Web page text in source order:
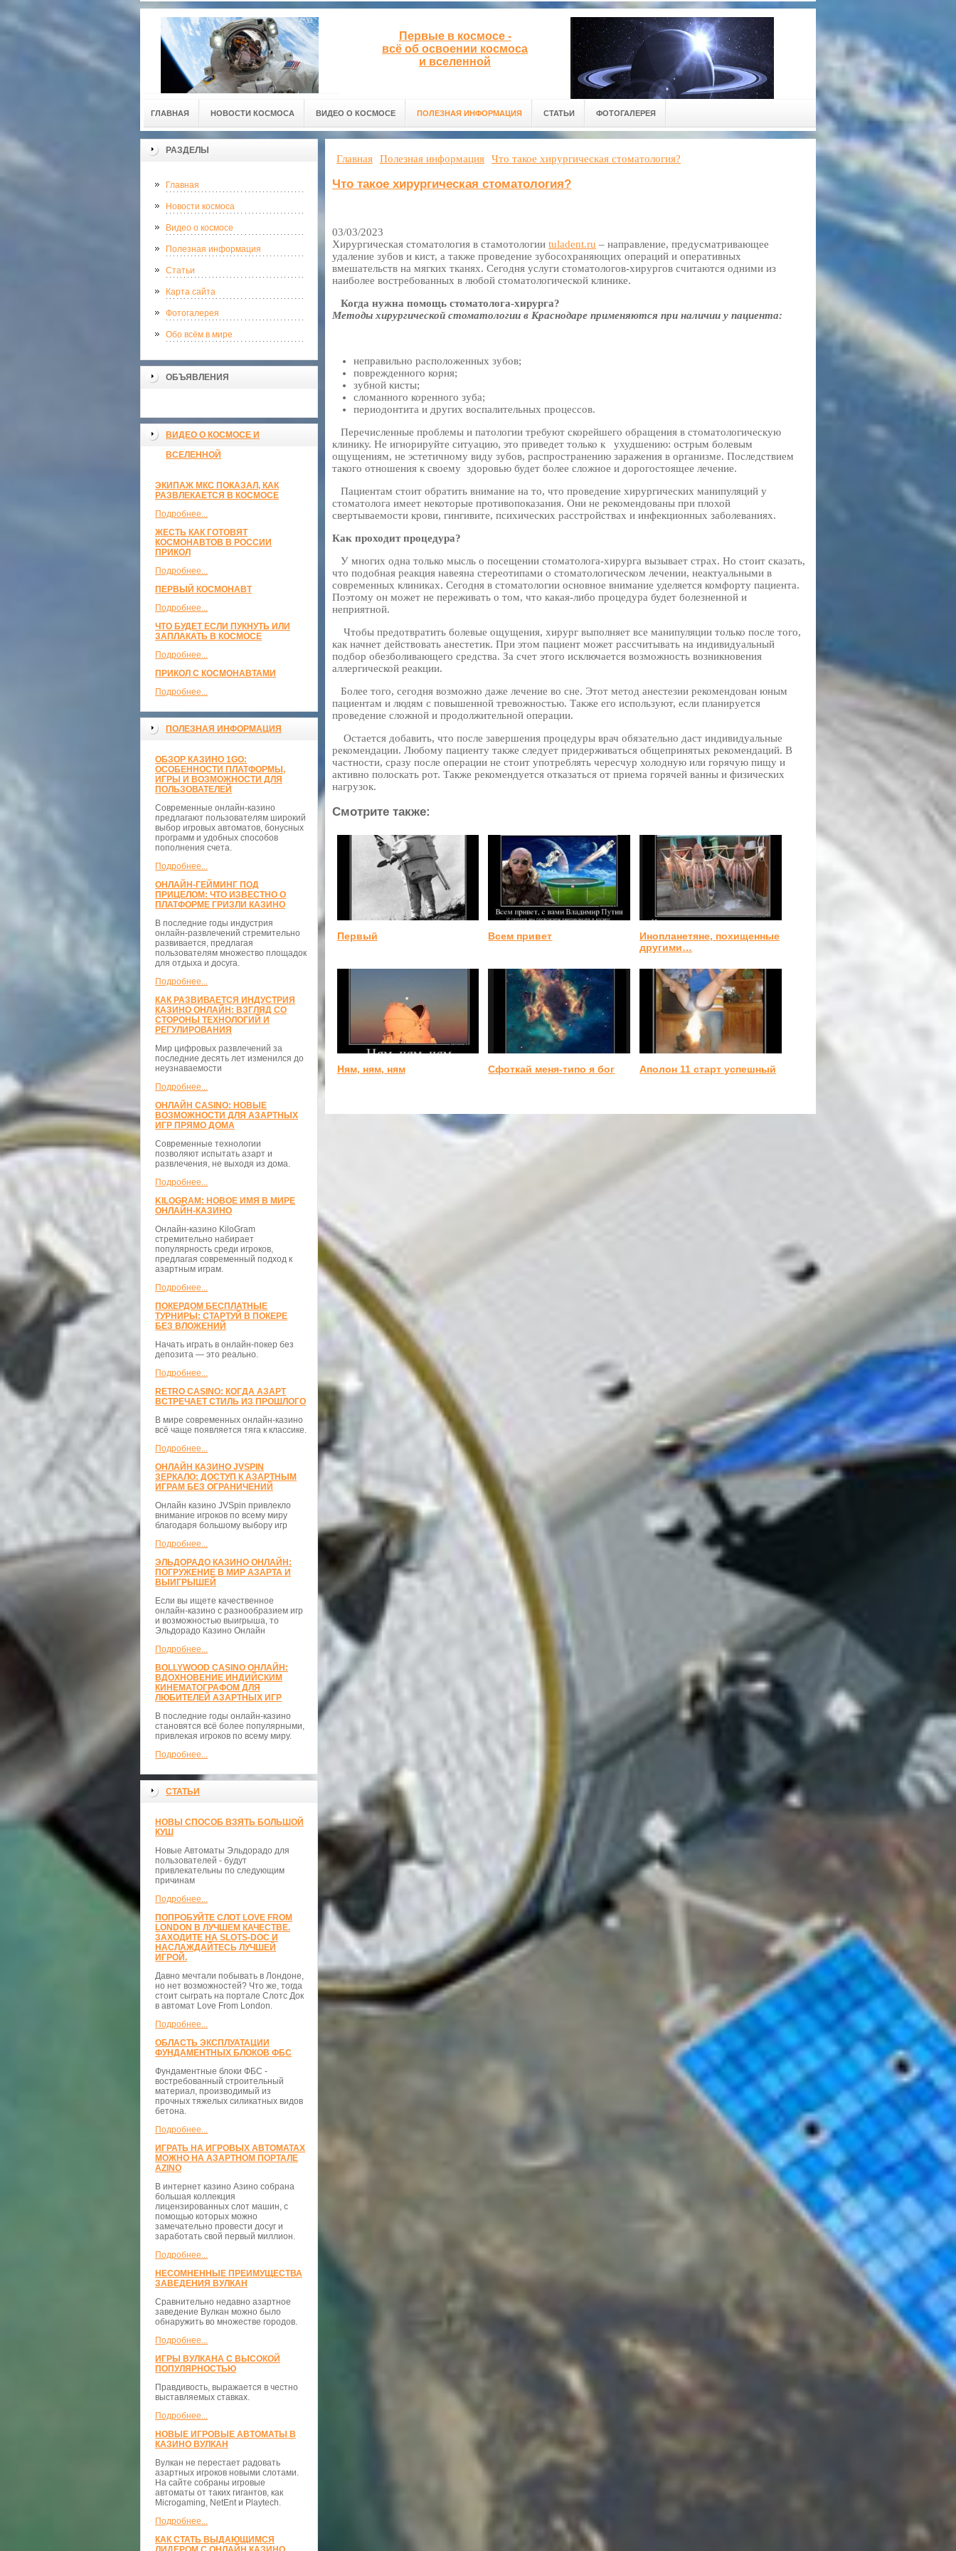
Первые в космосе -
всё об освоении космоса
и вселенной
ГЛАВНАЯ НОВОСТИ КОСМОСА ВИДЕО О КОСМОСЕ ПОЛЕЗНАЯ ИНФОРМАЦИЯ СТАТЬИ ФОТОГАЛЕРЕЯ
РАЗДЕЛЫ
Главная
Новости космоса
Видео о космосе
Полезная информация
Статьи
Карта сайта
Фотогалерея
Обо всём в мире
ОБЪЯВЛЕНИЯ
ВИДЕО О КОСМОСЕ И
ВСЕЛЕННОЙ
ЭКИПАЖ МКС ПОКАЗАЛ, КАК
РАЗВЛЕКАЕТСЯ В КОСМОСЕ
Подробнее...
ЖЕСТЬ КАК ГОТОВЯТ
КОСМОНАВТОВ В РОССИИ
ПРИКОЛ
Подробнее...
ПЕРВЫЙ КОСМОНАВТ
Подробнее...
ЧТО БУДЕТ ЕСЛИ ПУКНУТЬ ИЛИ
ЗАПЛАКАТЬ В КОСМОСЕ
Подробнее...
ПРИКОЛ С КОСМОНАВТАМИ
Подробнее...
ПОЛЕЗНАЯ ИНФОРМАЦИЯ
ОБЗОР КАЗИНО 1GO:
ОСОБЕННОСТИ ПЛАТФОРМЫ,
ИГРЫ И ВОЗМОЖНОСТИ ДЛЯ
ПОЛЬЗОВАТЕЛЕЙ
Современные онлайн-казино
предлагают пользователям широкий
выбор игровых автоматов, бонусных
программ и удобных способов
пополнения счета.
Подробнее...
ОНЛАЙН-ГЕЙМИНГ ПОД
ПРИЦЕЛОМ: ЧТО ИЗВЕСТНО О
ПЛАТФОРМЕ ГРИЗЛИ КАЗИНО
В последние годы индустрия
онлайн-развлечений стремительно
развивается, предлагая
пользователям множество площадок
для отдыха и досуга.
Подробнее...
КАК РАЗВИВАЕТСЯ ИНДУСТРИЯ
КАЗИНО ОНЛАЙН: ВЗГЛЯД СО
СТОРОНЫ ТЕХНОЛОГИЙ И
РЕГУЛИРОВАНИЯ
Мир цифровых развлечений за
последние десять лет изменился до
неузнаваемости
Подробнее...
ОНЛАЙН CASINO: НОВЫЕ
ВОЗМОЖНОСТИ ДЛЯ АЗАРТНЫХ
ИГР ПРЯМО ДОМА
Современные технологии
позволяют испытать азарт и
развлечения, не выходя из дома.
Подробнее...
KILOGRAM: НОВОЕ ИМЯ В МИРЕ
ОНЛАЙН-КАЗИНО
Онлайн-казино KiloGram
стремительно набирает
популярность среди игроков,
предлагая современный подход к
азартным играм.
Подробнее...
ПОКЕРДОМ БЕСПЛАТНЫЕ
ТУРНИРЫ: СТАРТУЙ В ПОКЕРЕ
БЕЗ ВЛОЖЕНИЙ
Начать играть в онлайн-покер без
депозита — это реально.
Подробнее...
RETRO CASINO: КОГДА АЗАРТ
ВСТРЕЧАЕТ СТИЛЬ ИЗ ПРОШЛОГО
В мире современных онлайн-казино
всё чаще появляется тяга к классике.
Подробнее...
ОНЛАЙН КАЗИНО JVSPIN
ЗЕРКАЛО: ДОСТУП К АЗАРТНЫМ
ИГРАМ БЕЗ ОГРАНИЧЕНИЙ
Онлайн казино JVSpin привлекло
внимание игроков по всему миру
благодаря большому выбору игр
Подробнее...
ЭЛЬДОРАДО КАЗИНО ОНЛАЙН:
ПОГРУЖЕНИЕ В МИР АЗАРТА И
ВЫИГРЫШЕЙ
Если вы ищете качественное
онлайн-казино с разнообразием игр
и возможностью выигрыша, то
Эльдорадо Казино Онлайн
Подробнее...
BOLLYWOOD CASINO ОНЛАЙН:
ВДОХНОВЕНИЕ ИНДИЙСКИМ
КИНЕМАТОГРАФОМ ДЛЯ
ЛЮБИТЕЛЕЙ АЗАРТНЫХ ИГР
В последние годы онлайн-казино
становятся всё более популярными,
привлекая игроков по всему миру.
Подробнее...
СТАТЬИ
НОВЫ СПОСОБ ВЗЯТЬ БОЛЬШОЙ
КУШ
Новые Автоматы Эльдорадо для
пользователей - будут
привлекательны по следующим
причинам
Подробнее...
ПОПРОБУЙТЕ СЛОТ LOVE FROM
LONDON В ЛУЧШЕМ КАЧЕСТВЕ.
ЗАХОДИТЕ НА SLOTS-DOC И
НАСЛАЖДАЙТЕСЬ ЛУЧШЕЙ
ИГРОЙ.
Давно мечтали побывать в Лондоне,
но нет возможностей? Что же, тогда
стоит сыграть на портале Слотс Док
в автомат Love From London.
Подробнее...
ОБЛАСТЬ ЭКСПЛУАТАЦИИ
ФУНДАМЕНТНЫХ БЛОКОВ ФБС
Фундаментные блоки ФБС -
востребованный строительный
материал, производимый из
прочных тяжелых силикатных видов
бетона.
Подробнее...
ИГРАТЬ НА ИГРОВЫХ АВТОМАТАХ
МОЖНО НА АЗАРТНОМ ПОРТАЛЕ
AZINO
В интернет казино Азино собрана
большая коллекция
лицензированных слот машин, с
помощью которых можно
замечательно провести досуг и
заработать свой первый миллион.
Подробнее...
НЕСОМНЕННЫЕ ПРЕИМУЩЕСТВА
ЗАВЕДЕНИЯ ВУЛКАН
Сравнительно недавно азартное
заведение Вулкан можно было
обнаружить во множестве городов.
Подробнее...
ИГРЫ ВУЛКАНА С ВЫСОКОЙ
ПОПУЛЯРНОСТЬЮ
Правдивость, выражается в честно
выставляемых ставках.
Подробнее...
НОВЫЕ ИГРОВЫЕ АВТОМАТЫ В
КАЗИНО ВУЛКАН
Вулкан не перестает радовать
азартных игроков новыми слотами.
На сайте собраны игровые
автоматы от таких гигантов, как
Microgaming, NetEnt и Playtech.
Подробнее...
КАК СТАТЬ ВЫДАЮЩИМСЯ
Главная Полезная информация Что такое хирургическая стоматология?
Что такое хирургическая стоматология?
03/03/2023
Хирургическая стоматология в стамотологии tuladent.ru – направление, предусматривающее
удаление зубов и кист, а также проведение зубосохраняющих операций и оперативных
вмешательств на мягких тканях. Сегодня услуги стоматологов-хирургов считаются одними из
наиболее востребованных в любой стоматологической клинике.
Когда нужна помощь стоматолога-хирурга?
Методы хирургической стоматологии в Краснодаре применяются при наличии у пациента:
неправильно расположенных зубов;
поврежденного корня;
зубной кисты;
сломанного коренного зуба;
периодонтита и других воспалительных процессов.
Перечисленные проблемы и патологии требуют скорейшего обращения в стоматологическую
клинику. Не игнорируйте ситуацию, это приведет только к ухудшению: острым болевым
ощущениям, не эстетичному виду зубов, распространению заражения в организме. Последствием
такого отношения к своему здоровью будет более сложное и дорогостоящее лечение.
Пациентам стоит обратить внимание на то, что проведение хирургических манипуляций у
стоматолога имеет некоторые противопоказания. Они не рекомендованы при плохой
свертываемости крови, гингивите, психических расстройствах и инфекционных заболеваниях.
Как проходит процедура?
У многих одна только мысль о посещении стоматолога-хирурга вызывает страх. Но стоит сказать,
что подобная реакция навеяна стереотипами о стоматологическом лечении, неактуальными в
современных клиниках. Сегодня в стоматологии основное внимание уделяется комфорту пациента.
Поэтому он может не переживать о том, что какая-либо процедура будет болезненной и
неприятной.
Чтобы предотвратить болевые ощущения, хирург выполняет все манипуляции только после того,
как начнет действовать анестетик. При этом пациент может рассчитывать на индивидуальный
подбор обезболивающего средства. За счет этого исключается возможность возникновения
аллергической реакции.
Более того, сегодня возможно даже лечение во сне. Этот метод анестезии рекомендован юным
пациентам и людям с повышенной тревожностью. Также его используют, если планируется
проведение сложной и продолжительной операции.
Остается добавить, что после завершения процедуры врач обязательно даст индивидуальные
рекомендации. Любому пациенту также следует придерживаться общепринятых рекомендаций. В
частности, сразу после операции не стоит употреблять чересчур холодную или горячую пищу и
активно полоскать рот. Также рекомендуется отказаться от приема горячей ванны и физических
нагрузок.
Смотрите также:
Первый Всем привет
Инопланетяне, похищенные
другими…
Ням, ням, ням Сфоткай меня-типо я бог Аполон 11 старт успешный